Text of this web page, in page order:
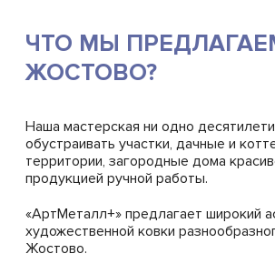
ЧТО МЫ
ЖОСТОВО?
Наша мастерская ни одно
обустраивать участки, дачные и
территории, загородные дома
продукцией ручной работы.
«АртМеталл+» предлагает широкий
художественной ковки
Жостово.